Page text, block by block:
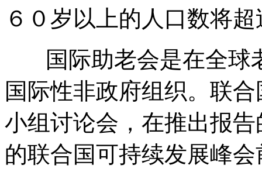
６０岁以上的人口数将
国际助老会是在全球
国际性非政府组织。联
小组讨论会，在推出报
的联合国可持续发展峰